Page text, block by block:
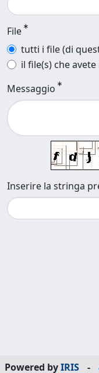
File
tutti i file (di
il file(s) che
Messaggio
Inserire la stringa
Powered byIRIS -